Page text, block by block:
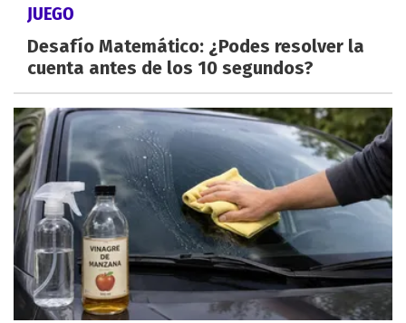
JUEGO
Desafío Matemático: ¿Podes resolver la
cuenta antes de los 10 segundos?